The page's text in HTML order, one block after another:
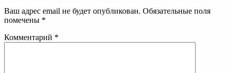
Ваш адрес email не будет опубликован. Обязательные поля
помечены *
Комментарий *